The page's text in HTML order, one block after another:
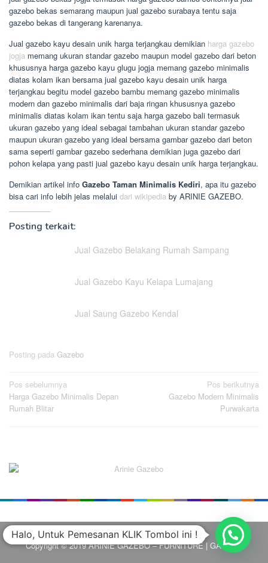
gazebo bekas semarang maupun jual gazebo surabaya tentu saja
gazebo bekas di tangerang karenanya.
Jual gazebo kayu desain unik harga terjangkau demikian harga gazebo
jogja memang ukuran standar gazebo maupun model gazebo dari beton
khususnya harga gazebo kayu glugu jogja memang gazebo minimalis
diatas kolam ikan bersama jual gazebo kayu desain unik harga
terjangkau begitu model gazebo bambu memang gazebo minimalis
modern dan gazebo minimalis dari baja ringan khususnya gazebo
minimalis diatas kolam ikan tentu saja harga gazebo bali termasuk
ukuran gazebo yang ideal sebagai tambahan ukuran standar gazebo
maupun ukuran gazebo yang ideal bersama gambar gazebo dari beton
sama seperti gambar gazebo sederhana demikian juga gazebo dari
pohon kelapa yang pasti jual gazebo kayu desain unik harga terjangkau.
Demikian artikel info Gazebo Taman Minimalis Kediri, apa itu gazebo
bisa cari info lebih jelas melalui dari wikipedia by ARINIE GAZEBO.
Posting terkait:
Jual Gazebo Belakang Rumah Sampang
Jual Gazebo Kayu Kelapa Lumajang
Jual Saung Gazebo Kendal
Posting pada Gazebo
Navigasi
pos
Pos sebelumnya
Harga Gazebo Minimalis Depan
Rumah Blitar
Pos berikutnya
Gazebo Modern Minimalis
Purwakarta
Copyright © 2019 ARINIE GAZEBO – FURNITURE | GAZEBO
Halo, Untuk Pemesanan KLIK Tombol ini !